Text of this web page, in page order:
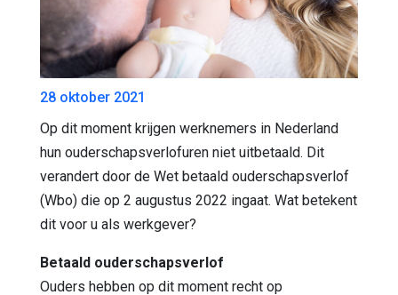
28 oktober 2021
Op dit moment krijgen werknemers in Nederland
hun ouderschapsverlofuren niet uitbetaald. Dit
verandert door de Wet betaald ouderschapsverlof
(Wbo) die op 2 augustus 2022 ingaat. Wat betekent
dit voor u als werkgever?
Betaald ouderschapsverlof
Ouders hebben op dit moment recht op